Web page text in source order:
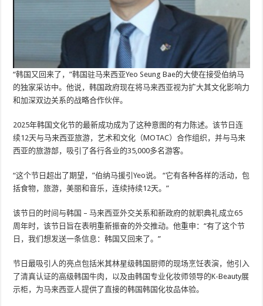
“韩国又回来了，”韩国驻马来西亚Yeo Seung Bae的大使在接受伯纳马
的独家采访中。他说，韩国政府现在将马来西亚视为扩大其文化影响力
和加深双边关系的战略合作伙伴。
2025年韩国文化节的最新成功成为了这种意图的有力陈述。该节日连
续12天与马来西亚旅游，艺术和文化（MOTAC）合作组织，并与马来
西亚的旅游部，吸引了各行各业的35,000多名游客。
“这个节日超出了期望，”伯纳马援引Yeo说。 “它有各种各样的活动，包
括食物，旅游，美丽和音乐，连续持续12天。”
该节日的时间与韩国 – 马来西亚外交关系和新政府的就职典礼成立65
周年时，该节日旨在表明重新振奋的外交推动。他重申：“有了这个节
日，我们想发送一条信息：韩国又回来了。”
节日最吸引人的亮点包括米其林星级韩国厨师的现场烹饪表演，他引入
了清真认证的高级韩国牛肉，以及由韩国专业化妆师领导的K-Beauty展
示柜，为马来西亚人提供了直接的韩国韩国化妆品体验。